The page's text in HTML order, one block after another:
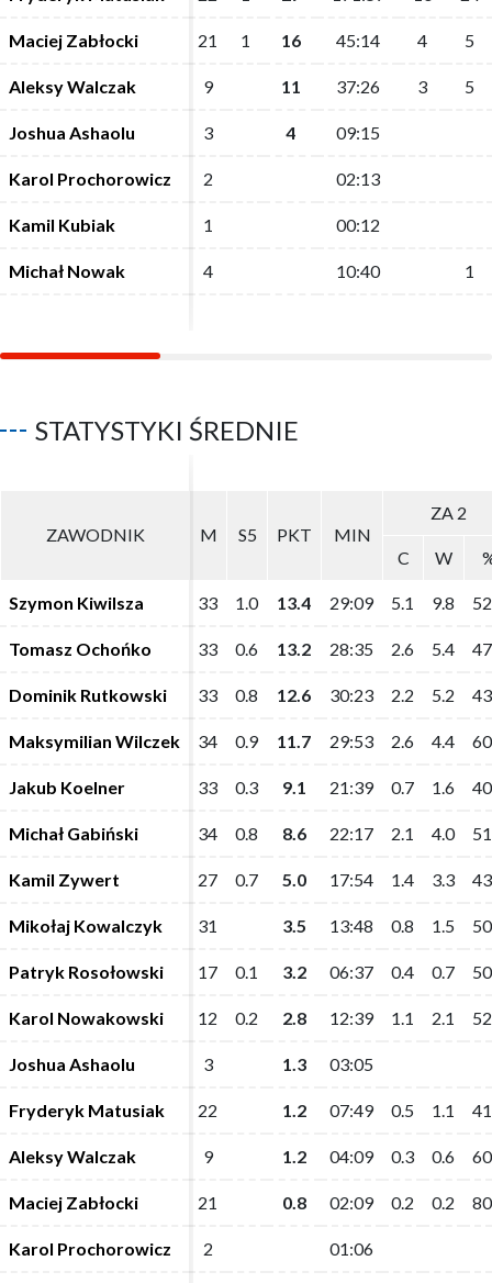
Maciej Zabłocki 21 1 16 45:14 4 5
Aleksy Walczak 9 11 37:26 3 5
Joshua Ashaolu 3 4 09:15
Karol Prochorowicz 2 02:13
Kamil Kubiak 1 00:12
Michał Nowak 4 10:40 1
Maciej Zabłocki 21 1 16 45:14 4 5
Aleksy Walczak 9 11 37:26 3 5
Joshua Ashaolu 3 4 09:15
Karol Prochorowicz 2 02:13
Kamil Kubiak 1 00:12
Michał Nowak 4 10:40 1
STATYSTYKI ŚREDNIE
ZAWODNIK M S5 PKT MIN
ZA 2
C W
Szymon Kiwilsza 33 1.0 13.4 29:09 5.1 9.8
Tomasz Ochońko 33 0.6 13.2 28:35 2.6 5.4
Dominik Rutkowski 33 0.8 12.6 30:23 2.2 5.2
Maksymilian Wilczek 34 0.9 11.7 29:53 2.6 4.4
Jakub Koelner 33 0.3 9.1 21:39 0.7 1.6
Michał Gabiński 34 0.8 8.6 22:17 2.1 4.0
Kamil Zywert 27 0.7 5.0 17:54 1.4 3.3
Mikołaj Kowalczyk 31 3.5 13:48 0.8 1.5
Patryk Rosołowski 17 0.1 3.2 06:37 0.4 0.7
Karol Nowakowski 12 0.2 2.8 12:39 1.1 2.1
Joshua Ashaolu 3 1.3 03:05
Fryderyk Matusiak 22 1.2 07:49 0.5 1.1
Aleksy Walczak 9 1.2 04:09 0.3 0.6
Maciej Zabłocki 21 0.8 02:09 0.2 0.2
Karol Prochorowicz 2 01:06
ZAWODNIK M S5 PKT MIN
ZA 2
C W
Szymon Kiwilsza 33 1.0 13.4 29:09 5.1 9.8
Tomasz Ochońko 33 0.6 13.2 28:35 2.6 5.4
Dominik Rutkowski 33 0.8 12.6 30:23 2.2 5.2
Maksymilian Wilczek 34 0.9 11.7 29:53 2.6 4.4
Jakub Koelner 33 0.3 9.1 21:39 0.7 1.6
Michał Gabiński 34 0.8 8.6 22:17 2.1 4.0
Kamil Zywert 27 0.7 5.0 17:54 1.4 3.3
Mikołaj Kowalczyk 31 3.5 13:48 0.8 1.5
Patryk Rosołowski 17 0.1 3.2 06:37 0.4 0.7
Karol Nowakowski 12 0.2 2.8 12:39 1.1 2.1
Joshua Ashaolu 3 1.3 03:05
Fryderyk Matusiak 22 1.2 07:49 0.5 1.1
Aleksy Walczak 9 1.2 04:09 0.3 0.6
Maciej Zabłocki 21 0.8 02:09 0.2 0.2
Karol Prochorowicz 2 01:06